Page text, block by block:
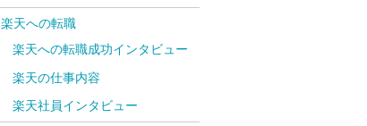
楽天への転職
楽天への転職成功インタビュー
楽天の仕事内容
楽天社員インタビュー